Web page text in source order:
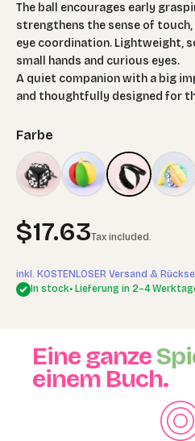
The ball encourages early
strengthens the sense of touch,
eye coordination. Lightweight,
small hands and curious eyes.
A quiet companion with a big
and thoughtfully designed for
Farbe
Sale price
$17.63Tax included.
inkl. KOSTENLOSER Versand &
In stock• Lieferung in 2–4
Eine ganze
einem Buch.